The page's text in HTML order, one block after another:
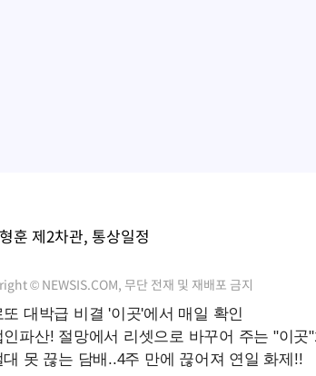
훈 제2차관, 통상일정
© NEWSIS.COM, 무단 전재 및 재배포 금지